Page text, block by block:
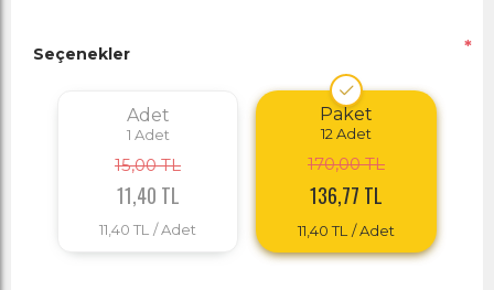
Seçenekler *
Adet
1 Adet
15,00 TL
11,40 TL
11,40 TL / Adet
Paket
12 Adet
170,00 TL
136,77 TL
11,40 TL / Adet